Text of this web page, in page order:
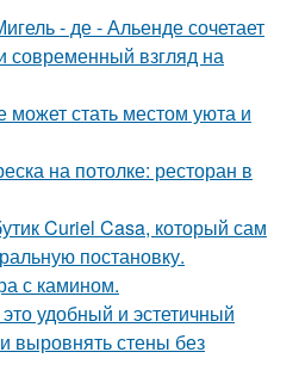
- де - Альенде сочетает
современный взгляд на
может стать местом уюта и
на потолке: ресторан в
Curiel Casa, который сам
постановку.
с камином.
удобный и эстетичный
выровнять стены без